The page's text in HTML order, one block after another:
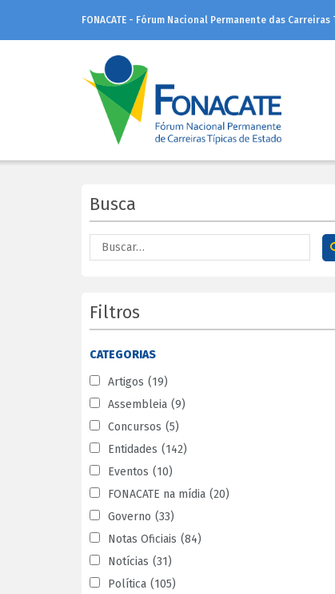
FONACATE - Fórum Nacional Permanente das
Busca
Filtros
CATEGORIAS
Artigos (19)
Assembleia (9)
Concursos (5)
Entidades (142)
Eventos (10)
FONACATE na mídia (20)
Governo (33)
Notas Oficiais (84)
Notícias (31)
Política (105)